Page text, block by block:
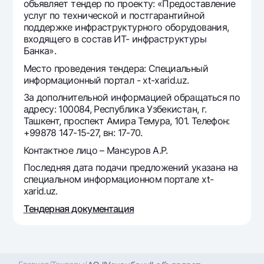
До востребования USD
Для всех USD
Золотой депозит
Золотые слитки от НБУ
Серебряный депозит
UzCard/HUMO
Visa
Visa FIFA
Mastercard
Зарплатные
Garmin pay
Эскроу-cчёт
Тарифы
Акции
Мобильное приложение Milliy
Часто задаваемые вопросы
Ищите по сайту
объявляет тендер по проекту: «Предоставление
услуг по технической и постгарантийной
поддержке инфраструктурного оборудования,
входящего в состав ИТ- инфраструктуры
Банка».
Место проведения тендера: Специальный
информационный портал - xt-xarid.uz.
За дополнительной информацией обращаться по
адресу: 100084, Республика Узбекистан, г.
Ташкент, проспект Амира Темура, 101. Телефон:
+99878 147-15-27, вн: 17-70.
Контактное лицо – Мансуров А.Р.
Последняя дата подачи предложений указана на
специальном информационном портале xt-
xarid.uz.
Tендерная документация